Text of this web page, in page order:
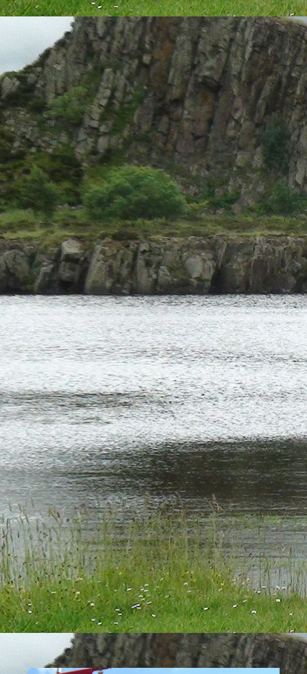
IMG_0524
IMG_0523